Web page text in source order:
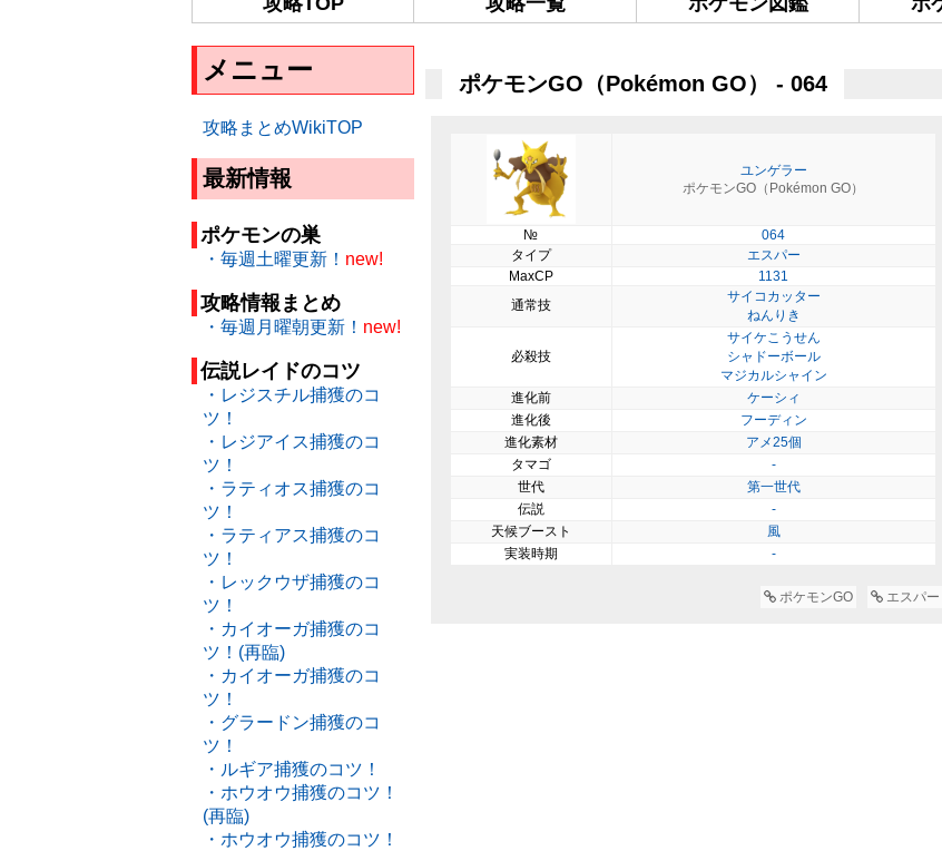
ポケモンGO（Pokémon GO） - 064
ユンゲラー
ポケモンGO（Pokémon GO）
№
064
タイプ
エスパー
MaxCP
1131
通常技
サイコカッター
ねんりき
必殺技
サイケこうせん
シャドーボール
マジカルシャイン
進化前
ケーシィ
進化後
フーディン
進化素材
アメ25個
タマゴ
-
世代
第一世代
伝説
-
天候ブースト
風
実装時期
-
ポケモンGO エスパー
メニュー
攻略まとめWikiTOP
最新情報
ポケモンの巣
・毎週土曜更新！ new!
攻略情報まとめ
・毎週月曜朝更新！ new!
伝説レイドのコツ
・レジスチル捕獲のコ
ツ！
・レジアイス捕獲のコ
ツ！
・ラティオス捕獲のコ
ツ！
・ラティアス捕獲のコ
ツ！
・レックウザ捕獲のコ
ツ！
・カイオーガ捕獲のコ
ツ！(再臨)
・カイオーガ捕獲のコ
ツ！
・グラードン捕獲のコ
ツ！
・ルギア捕獲のコツ！
・ホウオウ捕獲のコツ！
(再臨)
・ホウオウ捕獲のコツ！